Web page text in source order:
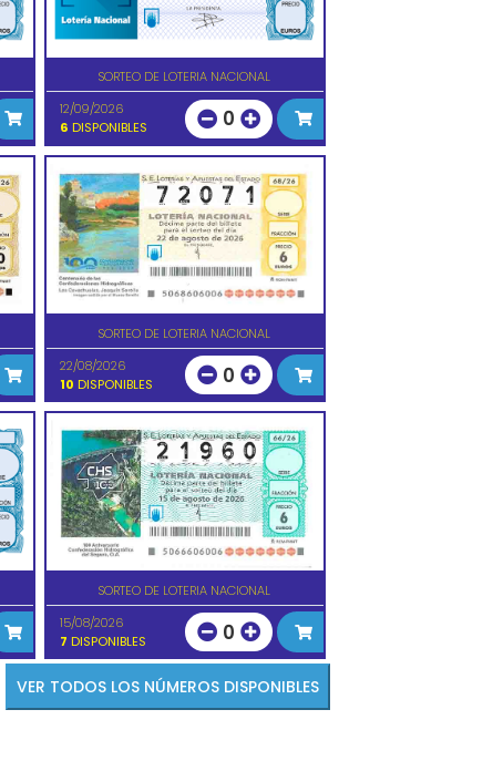
SORTEO DE LOTERIA NACIONAL
12/09/2026
6 DISPONIBLES 0
SORTEO DE LOTERIA NACIONAL
22/08/2026
10 DISPONIBLES 0
SORTEO DE LOTERIA NACIONAL
15/08/2026
7 DISPONIBLES 0
VER TODOS LOS NÚMEROS DISPONIBLES